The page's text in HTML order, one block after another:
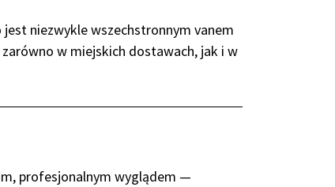
niezwykle wszechstronnym vanem
w miejskich dostawach, jak i w
profesjonalnym wyglądem —